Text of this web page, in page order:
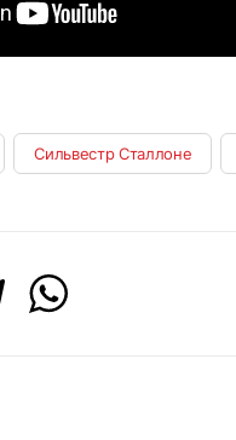
Сильвестр Сталлоне